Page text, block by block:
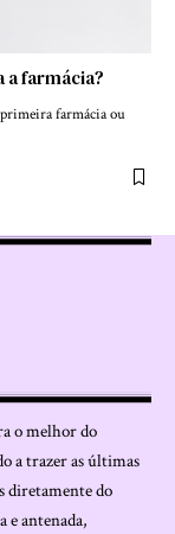
a farmácia?
farmácia ou
o melhor do
a trazer as últimas
diretamente do
e antenada,